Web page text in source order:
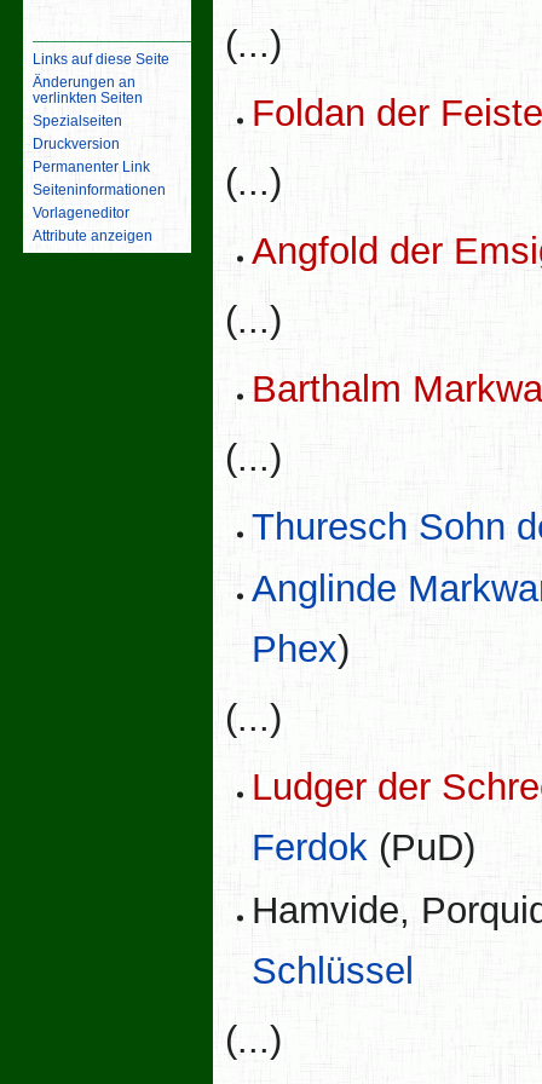
(...)
Foldan der
(...)
Angfold der
(...)
Barthalm
(...)
Thuresch Sohn
Anglinde
Phex)
(...)
Ludger der
Ferdok (PuD)
Hamvide,
Schlüssel
(...)
Links auf diese Seite
Änderungen an
verlinkten Seiten
Spezialseiten
Druckversion
Permanenter Link
Seiten­­informationen
Vorlageneditor
Attribute anzeigen